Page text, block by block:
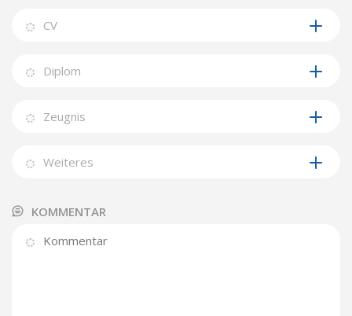
CV
Diplom
Zeugnis
Weiteres
KOMMENTAR